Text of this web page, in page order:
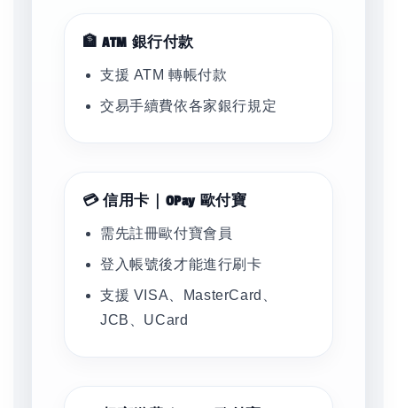
🏦 ATM 銀行付款
支援 ATM 轉帳付款
交易手續費依各家銀行規定
💳 信用卡｜OPay 歐付寶
需先註冊歐付寶會員
登入帳號後才能進行刷卡
支援 VISA、MasterCard、
JCB、UCard